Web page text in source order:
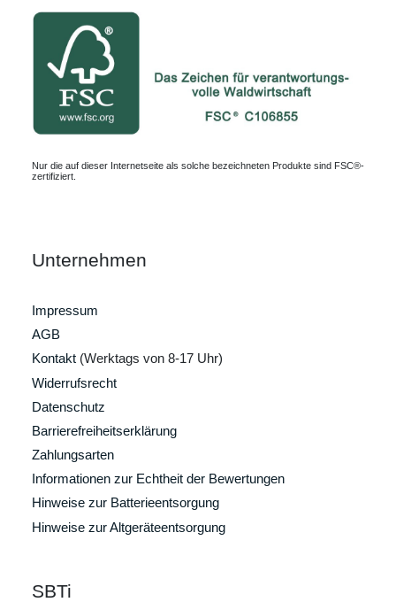
Nur die auf dieser Internetseite als solche bezeichneten Produkte sind FSC®-
zertifiziert.
Unternehmen
Impressum
AGB
Kontakt (Werktags von 8-17 Uhr)
Widerrufsrecht
Datenschutz
Barrierefreiheitserklärung
Zahlungsarten
Informationen zur Echtheit der Bewertungen
Hinweise zur Batterieentsorgung
Hinweise zur Altgeräteentsorgung
SBTi